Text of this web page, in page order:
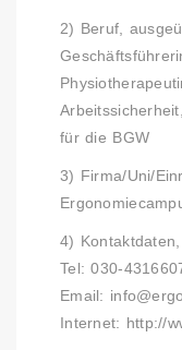
2) Beruf,
für die BGW
3) Firma/Uni/
4)
Tel: 030-
Email:
Internet: http://